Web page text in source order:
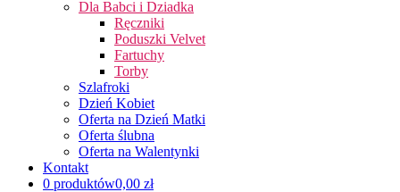
Dla Babci i Dziadka
Ręczniki
Poduszki Velvet
Fartuchy
Torby
Szlafroki
Dzień Kobiet
Oferta na Dzień Matki
Oferta ślubna
Oferta na Walentynki
Kontakt
0 produktów0,00 zł